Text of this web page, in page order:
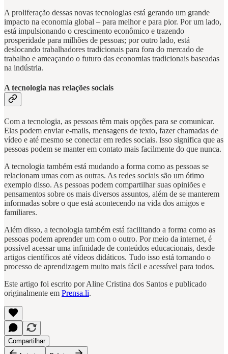
A proliferação dessas novas tecnologias está gerando um grande
impacto na economia global – para melhor e para pior. Por um lado,
está impulsionando o crescimento econômico e trazendo
prosperidade para milhões de pessoas; por outro lado, está
deslocando trabalhadores tradicionais para fora do mercado de
trabalho e ameaçando o futuro das economias tradicionais baseadas
na indústria.
A tecnologia nas relações sociais
Com a tecnologia, as pessoas têm mais opções para se comunicar.
Elas podem enviar e-mails, mensagens de texto, fazer chamadas de
vídeo e até mesmo se conectar em redes sociais. Isso significa que as
pessoas podem se manter em contato mais facilmente do que nunca.
A tecnologia também está mudando a forma como as pessoas se
relacionam umas com as outras. As redes sociais são um ótimo
exemplo disso. As pessoas podem compartilhar suas opiniões e
pensamentos sobre os mais diversos assuntos, além de se manterem
informadas sobre o que está acontecendo na vida dos amigos e
familiares.
Além disso, a tecnologia também está facilitando a forma como as
pessoas podem aprender um com o outro. Por meio da internet, é
possível acessar uma infinidade de conteúdos educacionais, desde
artigos científicos até vídeos didáticos. Tudo isso está tornando o
processo de aprendizagem muito mais fácil e acessível para todos.
Este artigo foi escrito por Aline Cristina dos Santos e publicado
originalmente em Prensa.li.
Compartilhar